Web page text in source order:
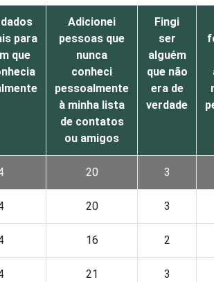
dados
para
que
Adicionei
pessoas que
nunca
conheci
pessoalmente
à minha lista
de contatos
ou amigos
Fingi
ser
alguém
que não
era de
verdade
20 3
20 3
16 2
21 3